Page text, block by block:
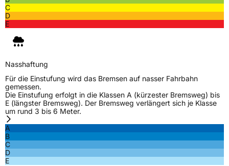
HerstellerkontaktTriangle Tyre Co. LTD, Via Mauro Macchi 27
20124 Milan Italien,
mirco.spiniella@triangle.com.cn
C
D
E
Nasshaftung
Für die Einstufung wird das Bremsen auf nasser Fahrbahn
gemessen.
Die Einstufung erfolgt in die Klassen A (kürzester Bremsweg) bis
E (längster Bremsweg). Der Bremsweg verlängert sich je Klasse
um rund 3 bis 6 Meter.
A
B
C
D
E